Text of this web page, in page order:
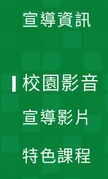
宣導資訊
校園影音
宣導影片
特色課程